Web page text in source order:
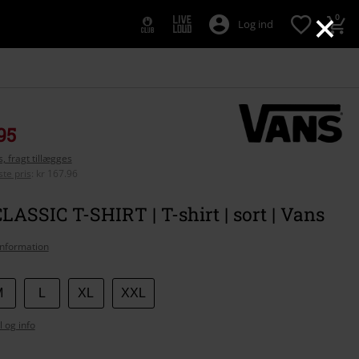
×
Log ind 0
fragt tillægges
pris
kr 167.96
T-SHIRT | T-shirt | sort | Vans
XL XXL
og info